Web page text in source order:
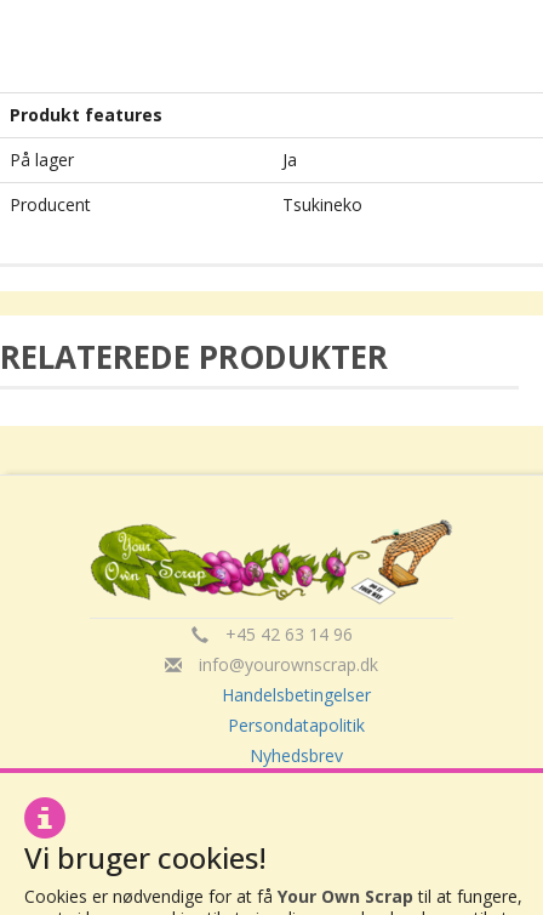
Produkt features
På lager
Ja
Producent
Tsukineko
RELATEREDE PRODUKTER
+45 42 63 14 96
info@yourownscrap.dk
Handelsbetingelser
Persondatapolitik
Nyhedsbrev
CVR: 30416082
Vi bruger cookies!
Cookies er nødvendige for at få Your Own Scrap til at fungere,